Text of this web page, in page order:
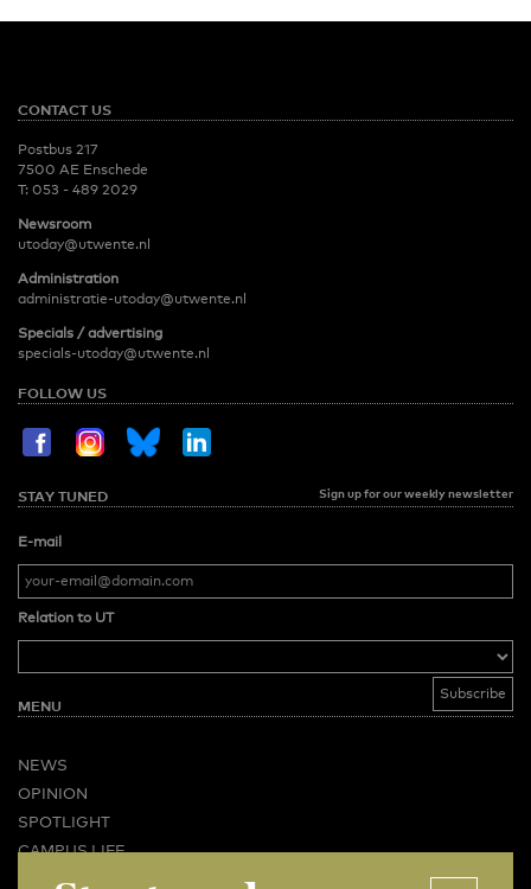
CONTACT US
Postbus 217
7500 AE Enschede
T: 053 - 489 2029
Newsroom
utoday@utwente.nl
Administration
administratie-utoday@utwente.nl
Specials / advertising
specials-utoday@utwente.nl
FOLLOW US
STAY TUNED Sign up for our weekly newsletter
E-mail
Relation to UT
MENU
NEWS
OPINION
SPOTLIGHT
CAMPUS LIFE